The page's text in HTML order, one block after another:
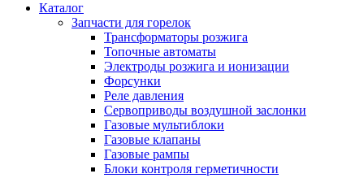
Каталог
Запчасти для горелок
Трансформаторы розжига
Топочные автоматы
Электроды розжига и ионизации
Форсунки
Реле давления
Сервоприводы воздушной заслонки
Газовые мультиблоки
Газовые клапаны
Газовые рампы
Блоки контроля герметичности